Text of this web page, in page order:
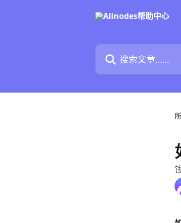
搜索文章……